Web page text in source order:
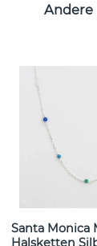
Andere
Santa Monica
Halsketten